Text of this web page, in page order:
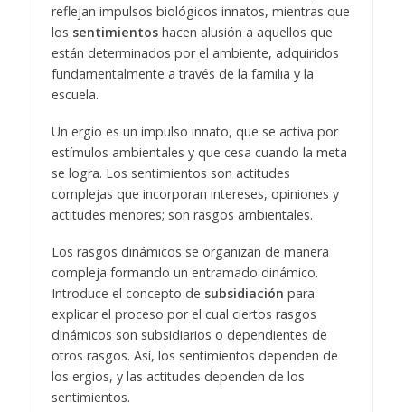
reflejan impulsos biológicos innatos, mientras que
los sentimientoshacen alusión a aquellos que
están determinados por el ambiente, adquiridos
fundamentalmente a través de la familia y la
escuela.
Un ergio es un impulso innato, que se activa por
estímulos ambientales y que cesa cuando la meta
se logra. Los sentimientos son actitudes
complejas que incorporan intereses, opiniones y
actitudes menores; son rasgos ambientales.
Los rasgos dinámicos se organizan de manera
compleja formando un entramado dinámico.
Introduce el concepto de subsidiación para
explicar el proceso por el cual ciertos rasgos
dinámicos son subsidiarios o dependientes de
otros rasgos. Así, los sentimientos dependen de
los ergios, y las actitudes dependen de los
sentimientos.